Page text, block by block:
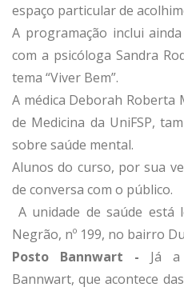
espaço particular de
A programação inclui
com a psicóloga Sandra
tema “Viver Bem”.
A médica Deborah
de Medicina da UniFSP,
sobre saúde mental.
Alunos do curso, por sua
de conversa com o público.
A unidade de saúde está
Negrão, nº 199, no bairro
Posto Bannwart - Já
Bannwart, que acontece